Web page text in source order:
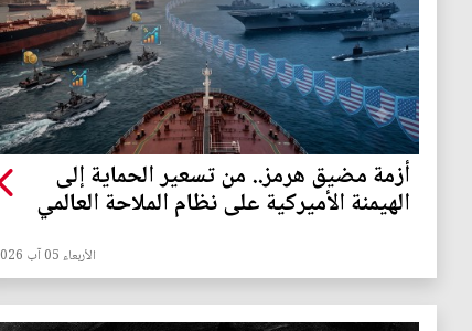
أزمة مضيق هرمز.. من تسعير الحماية إلى
الهيمنة الأميركية على نظام الملاحة العالمي
الأربعاء 05 آب 2026